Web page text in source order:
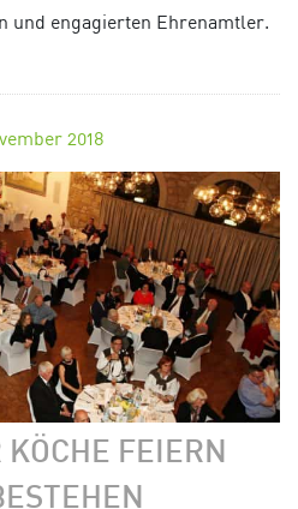
und engagierten Ehrenamtler.
2018
FEIERN